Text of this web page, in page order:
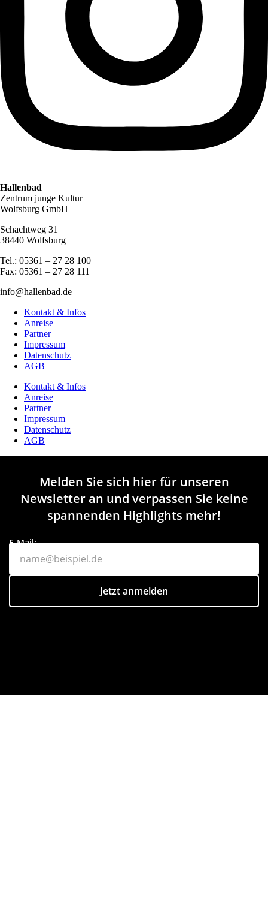
Hallenbad
Zentrum junge Kultur
Wolfsburg GmbH
Schachtweg 31
38440 Wolfsburg
Tel.: 05361 – 27 28 100
Fax: 05361 – 27 28 111
info@hallenbad.de
Kontakt & Infos
Anreise
Partner
Impressum
Datenschutz
AGB
Kontakt & Infos
Anreise
Partner
Impressum
Datenschutz
AGB